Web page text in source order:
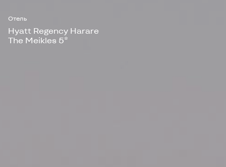
Отель
Hyatt Regency Harare
The Meikles 5*